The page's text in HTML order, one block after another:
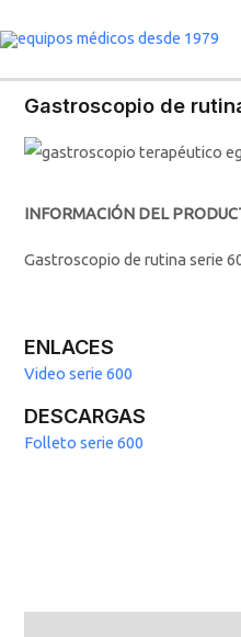
al
Gastroscopio de
INFORMACIÓN DEL
Gastroscopio de rutina serie
ENLACES
Video serie 600
DESCARGAS
Folleto serie 600